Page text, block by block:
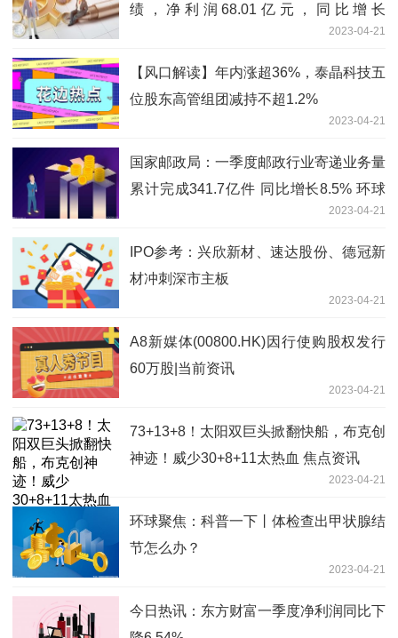
绩，净利润68.01亿元，同比增长
16.51%，拟10派1.75元|当前快报2023-04-21
【风口解读】年内涨超36%，泰晶科技五
位股东高管组团减持不超1.2%
2023-04-21
国家邮政局：一季度邮政行业寄递业务量
累计完成341.7亿件 同比增长8.5% 环球
2023-04-21
IPO参考：兴欣新材、速达股份、德冠新
材冲刺深市主板
2023-04-21
A8新媒体(00800.HK)因行使购股权发行
60万股|当前资讯
2023-04-21
73+13+8！太阳双巨头掀翻快船，布克创
神迹！威少30+8+11太热血 焦点资讯
2023-04-21
环球聚焦：科普一下丨体检查出甲状腺结
节怎么办？
2023-04-21
今日热讯：东方财富一季度净利润同比下